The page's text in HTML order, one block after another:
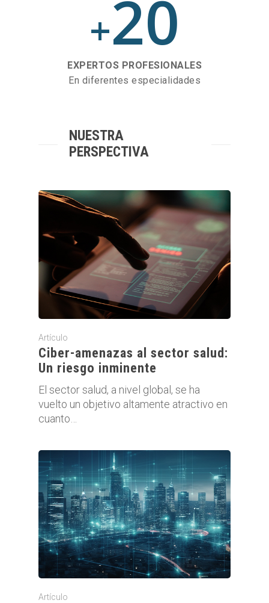
+20
EXPERTOS PROFESIONALES
En diferentes especialidades
NUESTRA
PERSPECTIVA
Artículo
Ciber-amenazas al sector salud:
Un riesgo inminente
El sector salud, a nivel global, se ha
vuelto un objetivo altamente atractivo en
cuanto…
Artículo